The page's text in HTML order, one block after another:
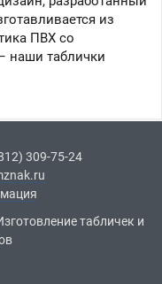
из
ПВХ со
наши таблички
309-75-24
табличек и